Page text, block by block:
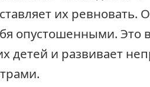
их ревновать.
опустошенными. Это
детей и развивает